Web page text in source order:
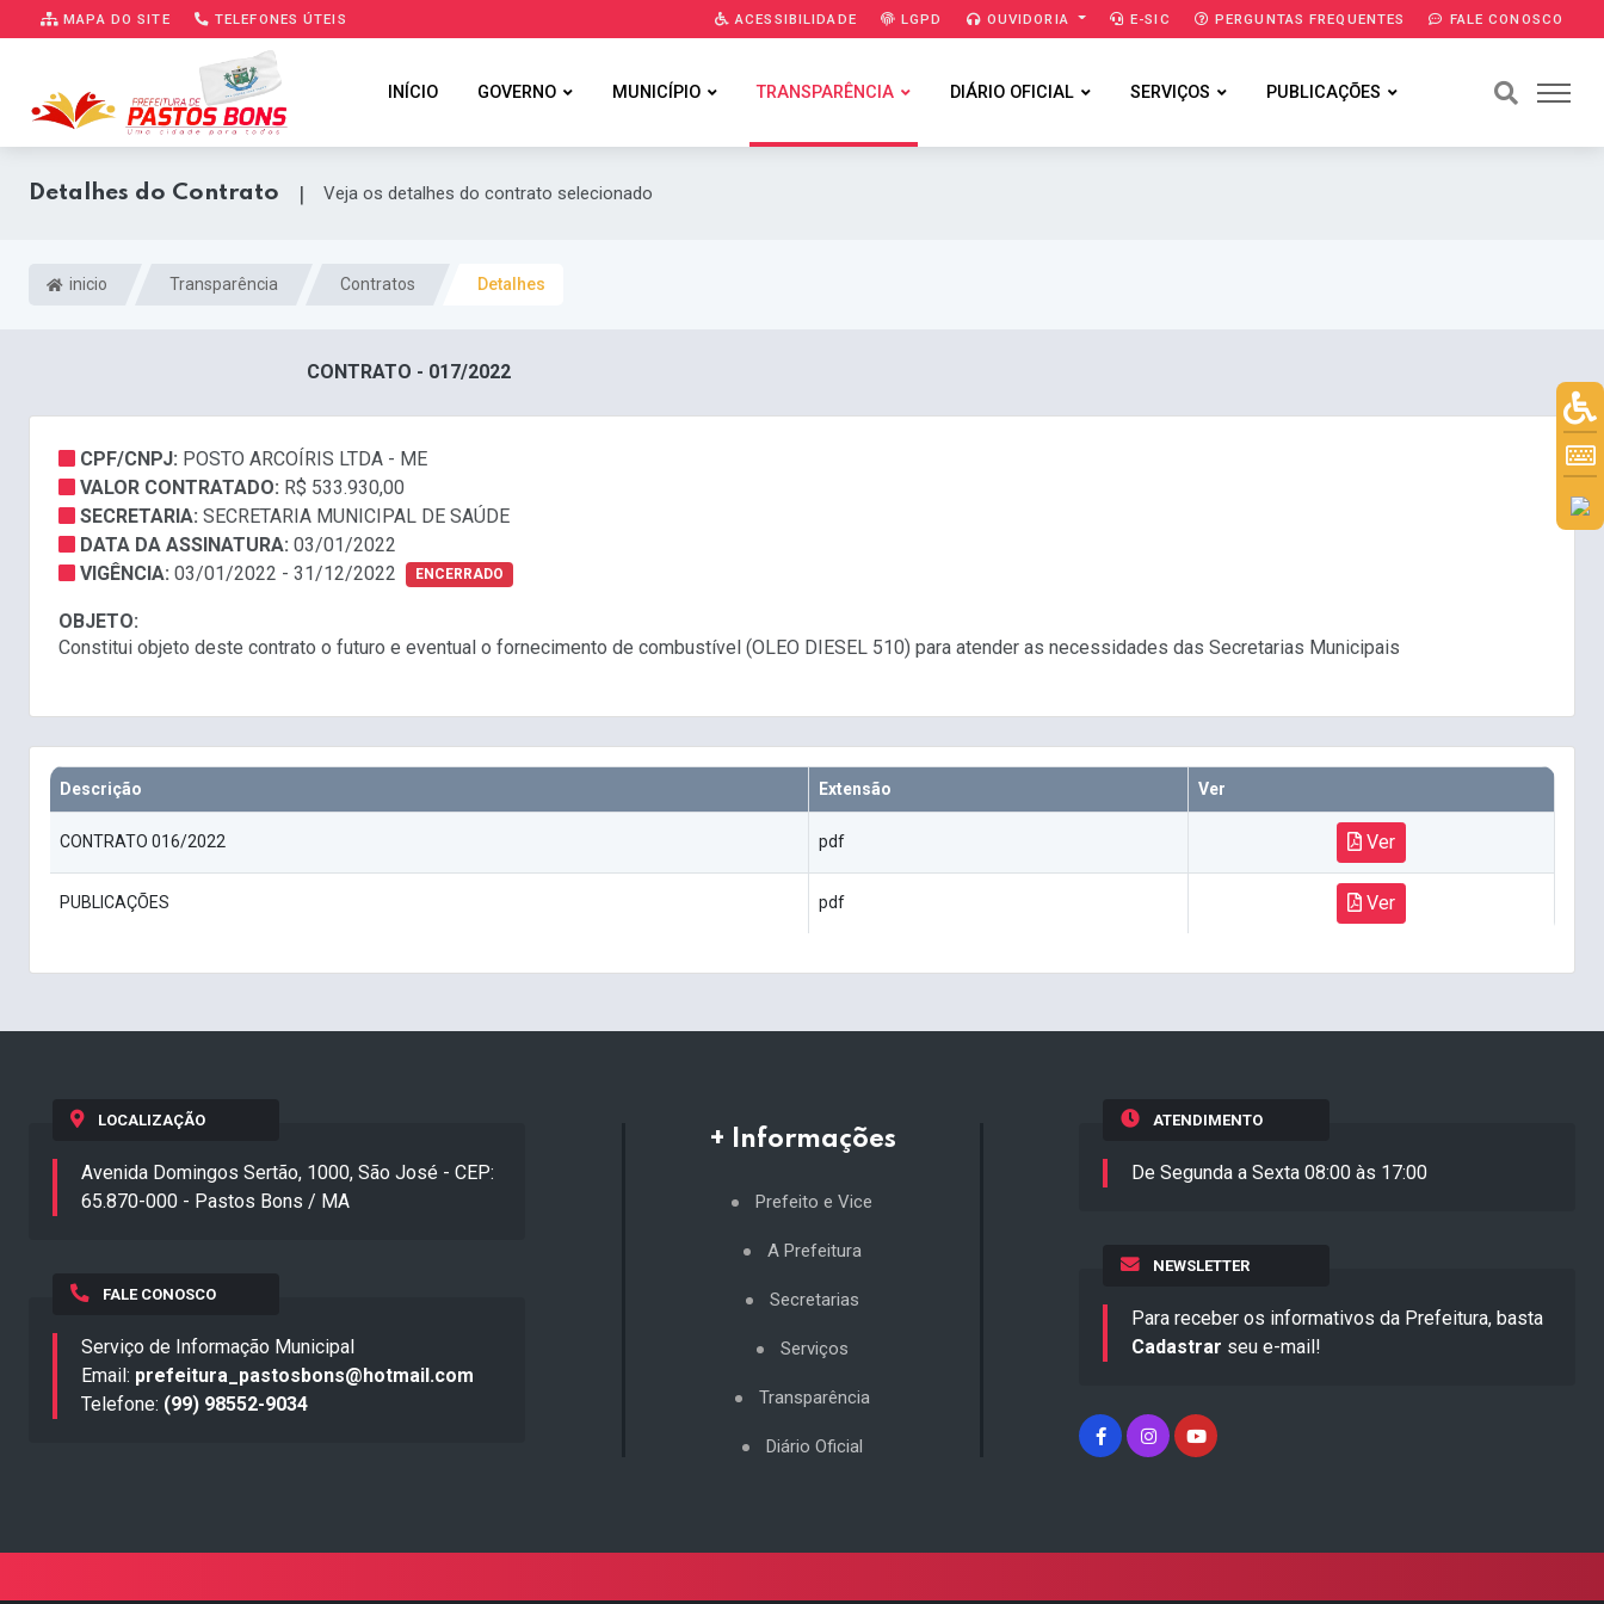
MAPA DO SITE TELEFONES ÚTEIS ACESSIBILIDADE LGPD OUVIDORIA E-SIC PERGUNTAS FREQUENTES FALE CONOSCO
INÍCIO GOVERNO MUNICÍPIO TRANSPARÊNCIA DIÁRIO OFICIAL SERVIÇOS PUBLICAÇÕES
Detalhes do Contrato | Veja os detalhes do contrato selecionado
inicio Transparência Contratos Detalhes
CONTRATO - 017/2022
CPF/CNPJ: POSTO ARCOÍRIS LTDA - ME
VALOR CONTRATADO: R$ 533.930,00
SECRETARIA: SECRETARIA MUNICIPAL DE SAÚDE
DATA DA ASSINATURA: 03/01/2022
VIGÊNCIA: 03/01/2022 - 31/12/2022 ENCERRADO
OBJETO:
Constitui objeto deste contrato o futuro e eventual o fornecimento de combustível (OLEO DIESEL 510) para atender as necessidades das Secretarias Municipais
Descrição Extensão Ver
CONTRATO 016/2022 pdf Ver
PUBLICAÇÕES pdf Ver
LOCALIZAÇÃO
Avenida Domingos Sertão, 1000, São José - CEP:
65.870-000 - Pastos Bons / MA
FALE CONOSCO
Serviço de Informação Municipal
Email: prefeitura_pastosbons@hotmail.com
Telefone: (99) 98552-9034
+ Informações
Prefeito e Vice
A Prefeitura
Secretarias
Serviços
Transparência
Diário Oficial
ATENDIMENTO
De Segunda a Sexta 08:00 às 17:00
NEWSLETTER
Para receber os informativos da Prefeitura, basta
Cadastrar seu e-mail!